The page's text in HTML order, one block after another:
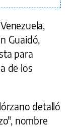
Guaidó,
para
de los
detalló
nombre